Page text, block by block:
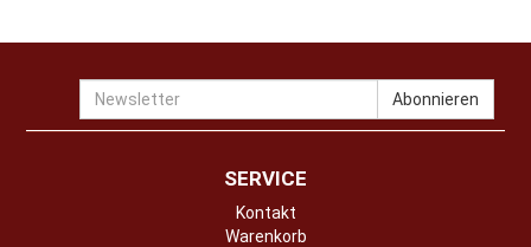
Newsletter Abonnieren
SERVICE
Kontakt
Warenkorb